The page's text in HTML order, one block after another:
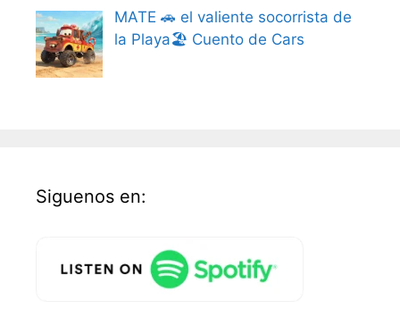
MATE 🚗 el valiente socorrista de
la Playa🏖️ Cuento de Cars
Siguenos en: